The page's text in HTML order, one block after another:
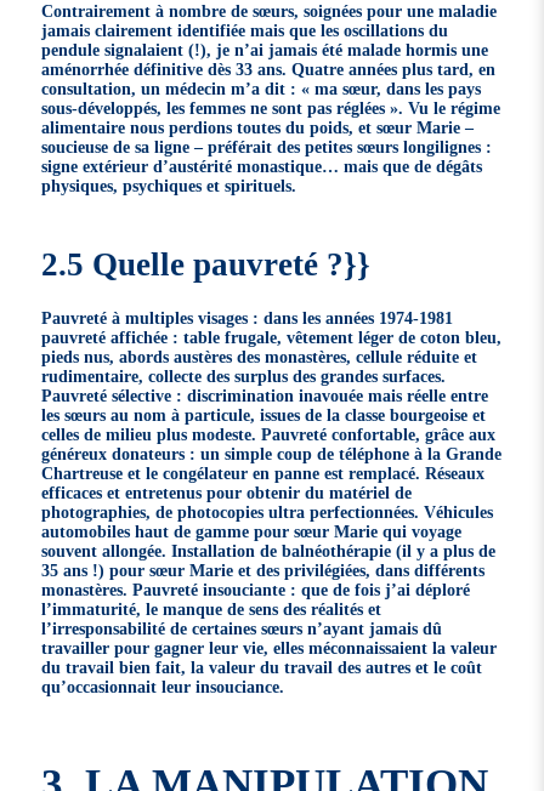
Contrairement à nombre de sœurs, soignées pour une maladie
jamais clairement identifiée mais que les oscillations du
pendule signalaient (!), je n’ai jamais été malade hormis une
aménorrhée définitive dès 33 ans. Quatre années plus tard, en
consultation, un médecin m’a dit : « ma sœur, dans les pays
sous-développés, les femmes ne sont pas réglées ». Vu le régime
alimentaire nous perdions toutes du poids, et sœur Marie –
soucieuse de sa ligne – préférait des petites sœurs longilignes :
signe extérieur d’austérité monastique… mais que de dégâts
physiques, psychiques et spirituels.
2.5 Quelle pauvreté ?}}
Pauvreté à multiples visages : dans les années 1974-1981
pauvreté affichée : table frugale, vêtement léger de coton bleu,
pieds nus, abords austères des monastères, cellule réduite et
rudimentaire, collecte des surplus des grandes surfaces.
Pauvreté sélective : discrimination inavouée mais réelle entre
les sœurs au nom à particule, issues de la classe bourgeoise et
celles de milieu plus modeste. Pauvreté confortable, grâce aux
généreux donateurs : un simple coup de téléphone à la Grande
Chartreuse et le congélateur en panne est remplacé. Réseaux
efficaces et entretenus pour obtenir du matériel de
photographies, de photocopies ultra perfectionnées. Véhicules
automobiles haut de gamme pour sœur Marie qui voyage
souvent allongée. Installation de balnéothérapie (il y a plus de
35 ans !) pour sœur Marie et des privilégiées, dans différents
monastères. Pauvreté insouciante : que de fois j’ai déploré
l’immaturité, le manque de sens des réalités et
l’irresponsabilité de certaines sœurs n’ayant jamais dû
travailler pour gagner leur vie, elles méconnaissaient la valeur
du travail bien fait, la valeur du travail des autres et le coût
qu’occasionnait leur insouciance.